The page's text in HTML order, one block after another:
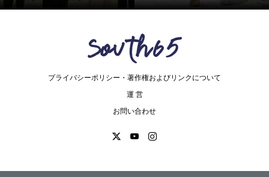
プライバシーポリシー・著作権およびリンクについて
運 営
お問い合わせ